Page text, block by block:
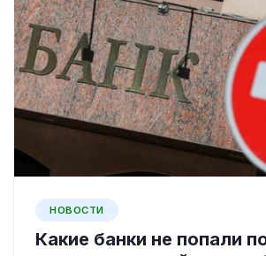
НОВОСТИ
Какие банки не попали